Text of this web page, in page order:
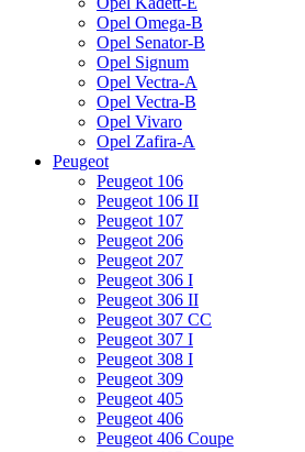
Opel Omega-B
Opel Senator-B
Opel Signum
Opel Vectra-A
Opel Vectra-B
Opel Vivaro
Opel Zafira-A
Peugeot
Peugeot 106
Peugeot 106 II
Peugeot 107
Peugeot 206
Peugeot 207
Peugeot 306 I
Peugeot 306 II
Peugeot 307 CC
Peugeot 307 I
Peugeot 308 I
Peugeot 309
Peugeot 405
Peugeot 406
Peugeot 406 Coupe